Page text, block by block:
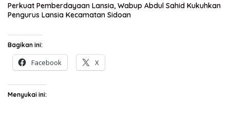
Perkuat Pemberdayaan Lansia, Wabup Abdul Sahid Kukuhkan
Pengurus Lansia Kecamatan Sidoan
Bagikan ini:
Facebook X
Menyukai ini: